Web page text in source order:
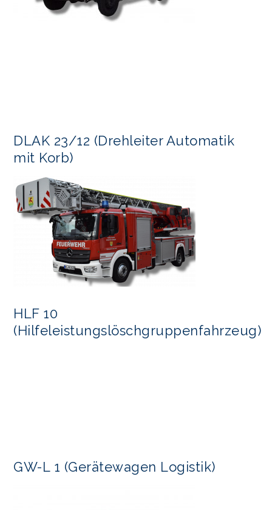
DLAK 23/12 (Drehleiter Automatik
mit Korb)
HLF 10
(Hilfeleistungslöschgruppenfahrzeug)
GW-L 1 (Gerätewagen Logistik)